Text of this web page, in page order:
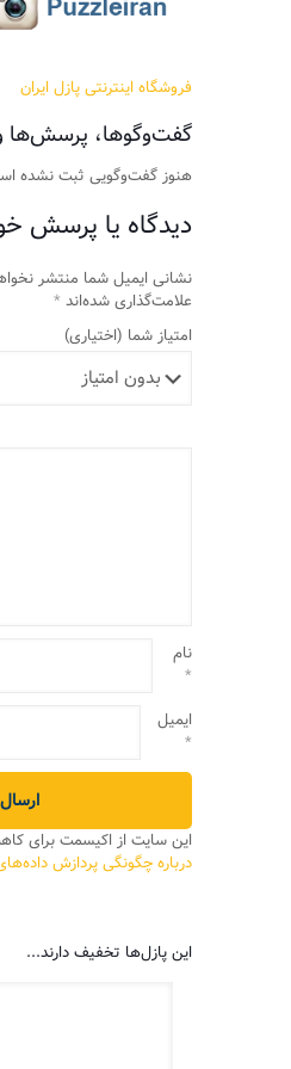
فروشگاه اینترنتی پازل ایران
گفت‌وگوها، پرسش‌ها
هنوز گفت‌وگویی ثبت نشده
دیدگاه یا پرسش
نشانی ایمیل شما منتشر
علامت‌گذاری شده‌اند *
امتیاز شما (اختیاری)
نام
*
ایمیل
*
این سایت از اکیسمت برای
درباره چگونگی پردازش
این پازل‌ها تخفیف دارند...